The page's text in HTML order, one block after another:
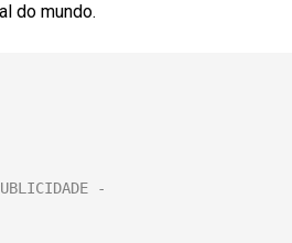
do mundo.